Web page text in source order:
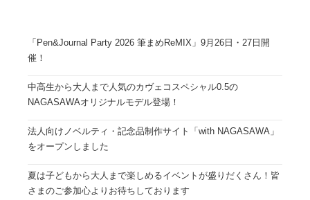
「Pen&Journal Party 2026 筆まめReMIX」9月26日・27日開
催！
中高生から大人まで人気のカヴェコスペシャル0.5の
NAGASAWAオリジナルモデル登場！
法人向けノベルティ・記念品制作サイト「with NAGASAWA」
をオープンしました
夏は子どもから大人まで楽しめるイベントが盛りだくさん！皆
さまのご参加心よりお待ちしております